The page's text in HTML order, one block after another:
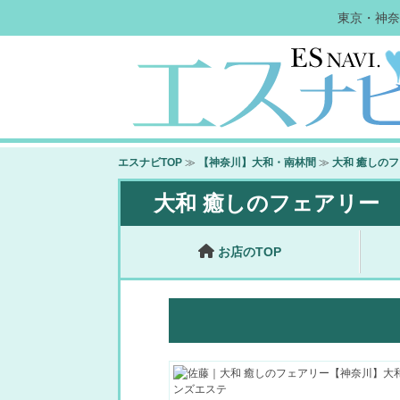
東京・神
エスナビTOP ≫ 【神奈川】大和・南林間 ≫ 大和 癒しの
大和 癒しのフェアリー
お店のTOP